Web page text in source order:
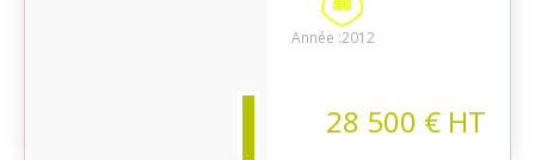
Année :2012
28 500 € HT